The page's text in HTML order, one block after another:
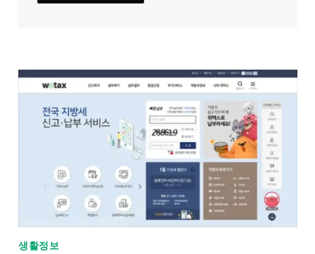
생활정보